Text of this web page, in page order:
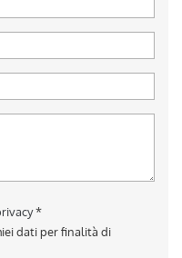
*
dati per finalità di